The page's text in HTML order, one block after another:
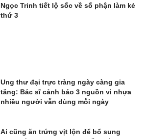
Ngọc Trinh tiết lộ sốc về số phận làm kẻ
thứ 3
Ung thư đại trực tràng ngày càng gia
tăng: Bác sĩ cảnh báo 3 nguồn vi nhựa
nhiều người vẫn dùng mỗi ngày
Ai cũng ăn trứng vịt lộn để bổ sung